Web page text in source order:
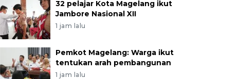
32 pelajar Kota Magelang ikut
Jambore Nasional XII
1 jam lalu
Pemkot Magelang: Warga ikut
tentukan arah pembangunan
1 jam lalu